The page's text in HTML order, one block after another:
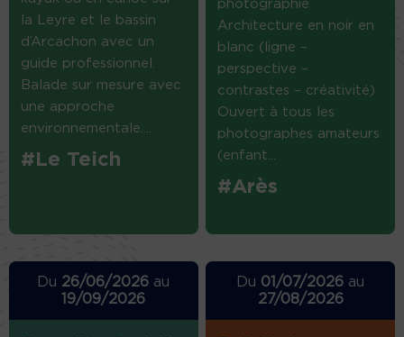
la Leyre et le bassin
d’Arcachon avec un
guide professionnel.
Balade sur mesure avec
une approche
environnementale....
#Le Teich
photographie
Architecture en noir en
blanc (ligne –
perspective –
contrastes – créativité)
Ouvert à tous les
photographes amateurs
(enfant...
#Arès
Du 26/06/2026 au
19/09/2026
Du 01/07/2026 au
27/08/2026